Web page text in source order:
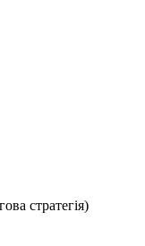
стратегія)